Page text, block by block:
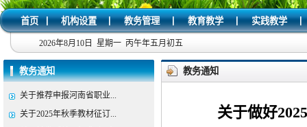
首页 | 机构设置 | 教务管理 | 教育教学 | 实践教学 |
2026年8月10日 星期一 丙午年五月初五
教务通知
关于推荐申报河南省职业...
关于2025年秋季教材征订...
教务通知
关于做好